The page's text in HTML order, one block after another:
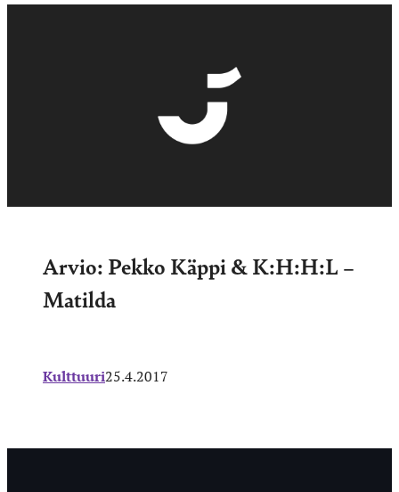
Arvio: Pekko Käppi & K:H:H:L –
Matilda
Kulttuuri25.4.2017